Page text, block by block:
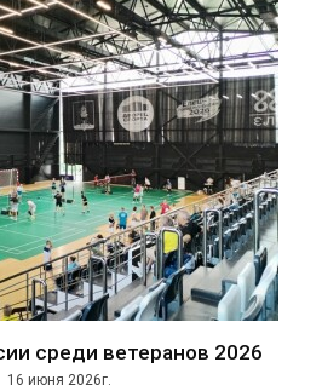
среди ветеранов 2026
16 июня 2026г.